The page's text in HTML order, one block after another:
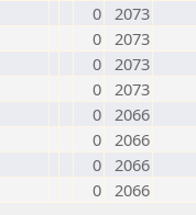
0 2073
0 2073
0 2073
0 2073
0 2066
0 2066
0 2066
0 2066